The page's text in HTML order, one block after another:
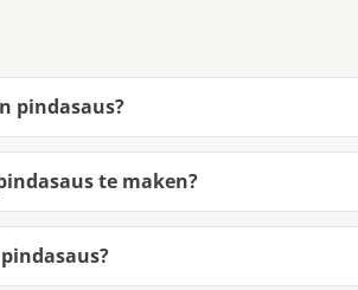
pindasaus?
te maken?